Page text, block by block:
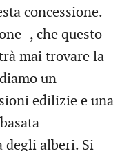
concessione.
-, che questo
mai trovare la
un
edilizie e una
degli alberi. Si